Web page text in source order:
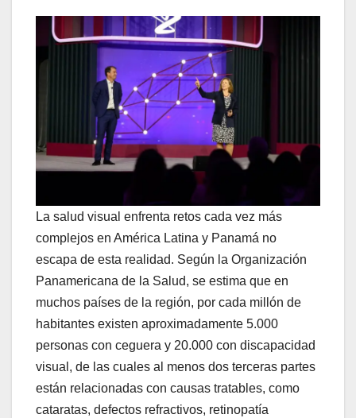
La salud visual enfrenta retos cada vez más
complejos en América Latina y Panamá no
escapa de esta realidad. Según la Organización
Panamericana de la Salud, se estima que en
muchos países de la región, por cada millón de
habitantes existen aproximadamente 5.000
personas con ceguera y 20.000 con discapacidad
visual, de las cuales al menos dos terceras partes
están relacionadas con causas tratables, como
cataratas, defectos refractivos, retinopatía